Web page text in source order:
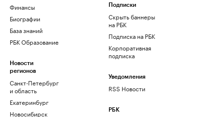
Финансы
Биографии
База знаний
РБК Образование
Новости
регионов
Санкт-Петербург
и область
Екатеринбург
Новосибирск
Подписки
Скрыть баннеры
на РБК
Подписка на РБК
Корпоративная
подписка
Уведомления
RSS Новости
РБК